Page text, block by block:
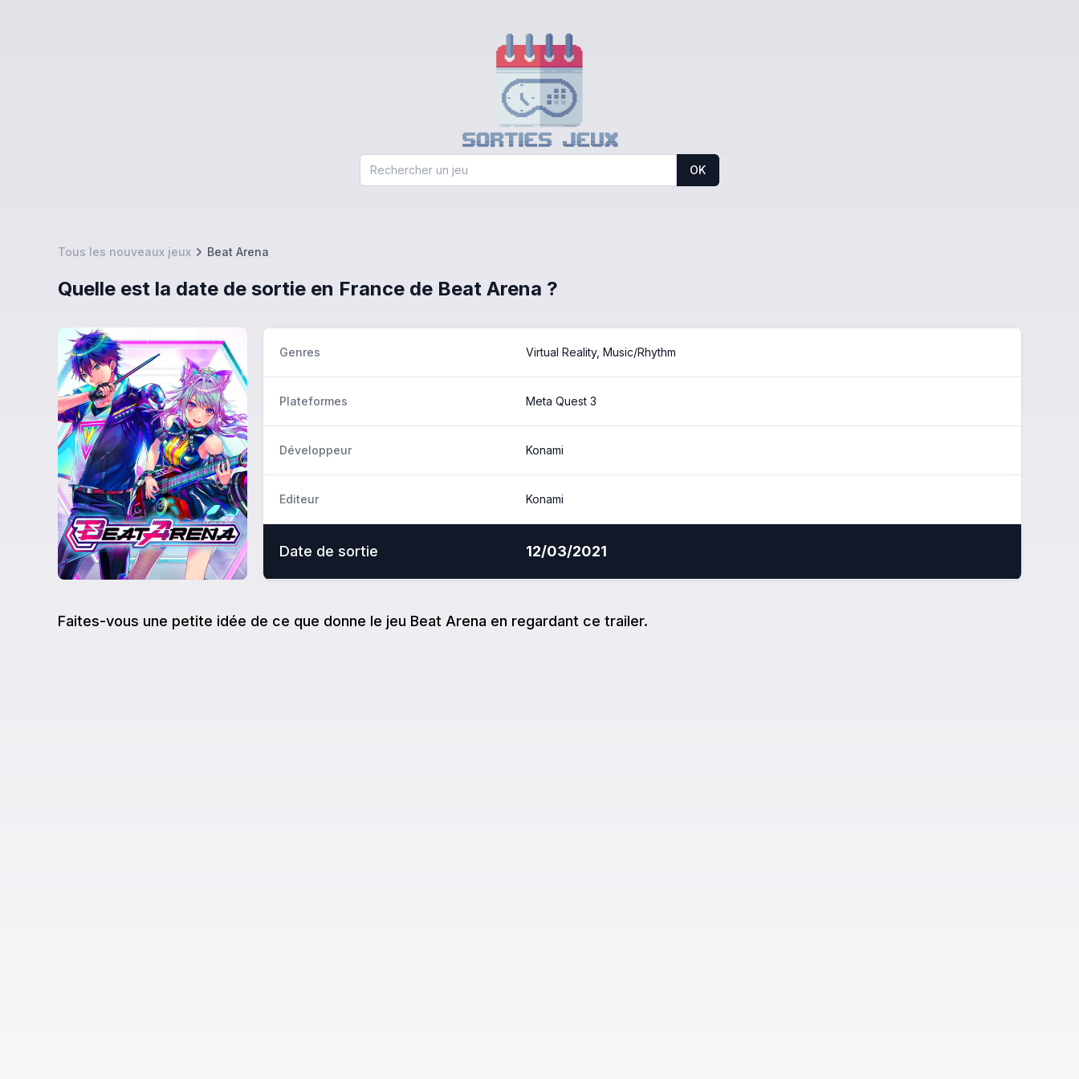
OK
Tous les nouveaux jeux Beat Arena
Quelle est la date de sortie en France de Beat Arena ?
Genres Virtual Reality, Music/Rhythm
Plateformes Meta Quest 3
Développeur Konami
Editeur Konami
Date de sortie 12/03/2021
Faites-vous une petite idée de ce que donne le jeu Beat Arena en regardant ce trailer.